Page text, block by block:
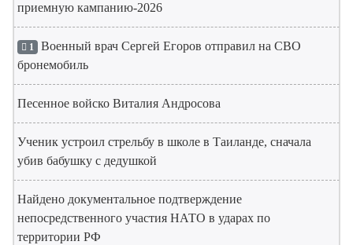
приемную кампанию-2026
1 Военный врач Сергей Егоров отправил на СВО
бронемобиль
Песенное войско Виталия Андросова
Ученик устроил стрельбу в школе в Таиланде, сначала
убив бабушку с дедушкой
Найдено документальное подтверждение
непосредственного участия НАТО в ударах по
территории РФ